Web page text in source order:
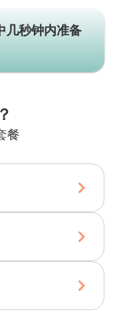
几秒钟内准备
餐